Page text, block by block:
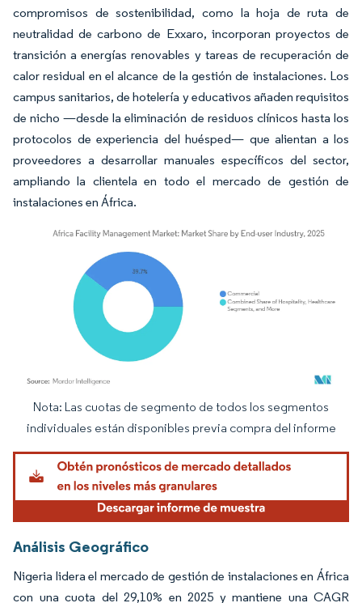
compromisos de sostenibilidad, como la hoja de ruta de
neutralidad de carbono de Exxaro, incorporan proyectos de
transición a energías renovables y tareas de recuperación de
calor residual en el alcance de la gestión de instalaciones. Los
campus sanitarios, de hotelería y educativos añaden requisitos
de nicho —desde la eliminación de residuos clínicos hasta los
protocolos de experiencia del huésped— que alientan a los
proveedores a desarrollar manuales específicos del sector,
ampliando la clientela en todo el mercado de gestión de
instalaciones en África.
Imagen © Mordor Intelligence. El uso requiere atribución según CC BY 4.0.
Nota: Las cuotas de segmento de todos los segmentos
individuales están disponibles previa compra del informe
Análisis Geográfico
Nigeria lidera el mercado de gestión de instalaciones en África
con una cuota del 29,10% en 2025 y mantiene una CAGR